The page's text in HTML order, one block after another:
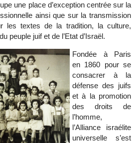
une place d’exception centrée sur la
ainsi que sur la transmission
les textes de la tradition, la culture,
peuple juif et de l’Etat d’Israël.
Fondée à Paris
en 1860 pour se
consacrer à la
défense des juifs
et à la promotion
des droits de
l’homme,
l’Alliance israélite
universelle s’est